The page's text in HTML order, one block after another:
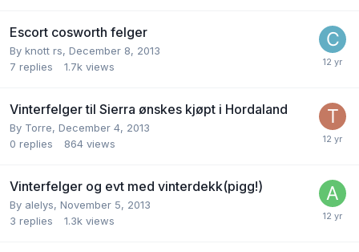
Escort cosworth felger
By knott rs, December 8, 2013
7 replies 1.7k views
Vinterfelger til Sierra ønskes kjøpt i Hordaland
By Torre, December 4, 2013
0 replies 864 views
Vinterfelger og evt med vinterdekk(pigg!)
By alelys, November 5, 2013
3 replies 1.3k views